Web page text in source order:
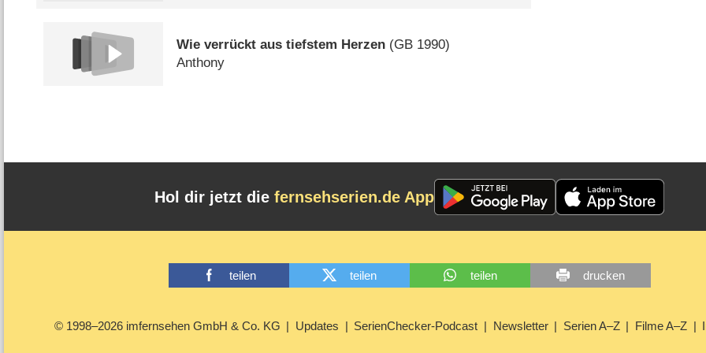
Wie verrückt aus tiefstem Herzen (GB 1990)
Anthony
Hol dir jetzt die fernsehserien.de App
teilen teilen teilen drucken
© 1998–2026 imfernsehen GmbH & Co. KG Updates SerienChecker-Podcast Newsletter Serien A–Z Filme A–Z